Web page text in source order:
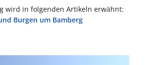
wird in folgenden Artikeln erwähnt:
Burgen um Bamberg